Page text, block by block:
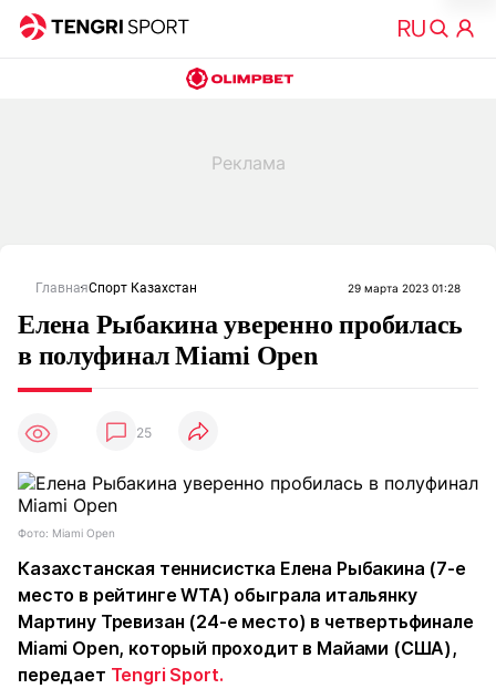
ГлавнаяСпорт Казахстан 29 марта 2023 01:28
Елена Рыбакина уверенно пробилась
в полуфинал Miami Open
25
Фото: Miami Open
Казахстанская теннисистка Елена Рыбакина (7-е
место в рейтинге WTA) обыграла итальянку
Мартину Тревизан (24-е место) в четвертьфинале
Miami Open, который проходит в Майами (США),
передает Tengri Sport.